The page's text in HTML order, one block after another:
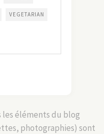
VEGETARIAN
les éléments du blog
photographies) sont